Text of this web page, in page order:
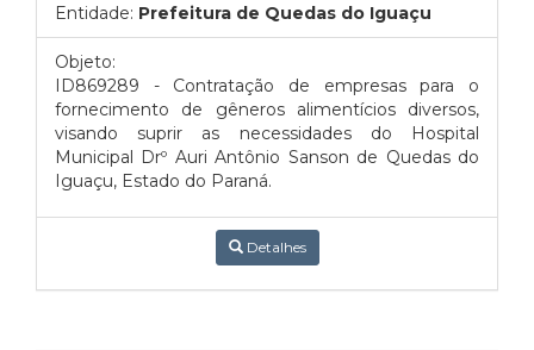
Entidade: Prefeitura de Quedas do Iguaçu
Objeto:
ID869289 - Contratação de empresas para o
fornecimento de gêneros alimentícios diversos,
visando suprir as necessidades do Hospital
Municipal Drº Auri Antônio Sanson de Quedas do
Iguaçu, Estado do Paraná.
Detalhes